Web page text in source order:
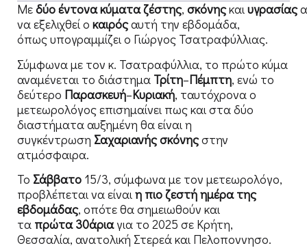
Μεδύοέντονακύματαζέστης, σκόνηςκαιυγρασίας
να εξελιχθεί ο καιρόςαυτή την εβδομάδα,
όπως υπογραμμίζει ο Γιώργος Τσατραφύλλιας.
Σύμφωνα με τον κ. Τσατραφύλλια, το πρώτο κύμα
αναμένεται το διάστημα Τρίτη–Πέμπτη, ενώ το
δεύτερο Παρασκευή–Κυριακή, ταυτόχρονα ο
μετεωρολόγος επισημαίνει πως και στα δύο
διαστήματα αυξημένη θα είναι η
συγκέντρωση Σαχαριανήςσκόνηςστην
ατμόσφαιρα.
Το Σάββατο 15/3, σύμφωνα με τον μετεωρολόγο,
προβλέπεται να είναιη πιο ζεστή ημέρα της
εβδομάδας, οπότε θα σημειωθούν και
τα πρώτα 30άριαγια το 2025 σε Κρήτη,
Θεσσαλία, ανατολική Στερεά και Πελοποννησο.